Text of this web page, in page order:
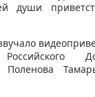
души
Российского
Поленова